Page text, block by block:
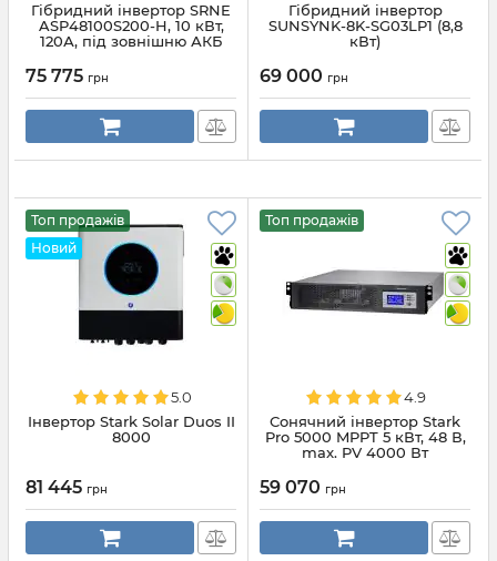
Гібридний інвертор SRNE
ASP48100S200-H, 10 кВт,
120А, під зовнішню АКБ
75 775 грн
Гібридний інвертор
SUNSYNK-8K-SG03LP1 (8,8
кВт)
69 000 грн
Топ продажів
Новий
5.0
Інвертор Stark Solar Duos II
8000
81 445 грн
Топ продажів
4.9
Сонячний інвертор Stark
Pro 5000 MPPT 5 кВт, 48 В,
max. PV 4000 Вт
59 070 грн